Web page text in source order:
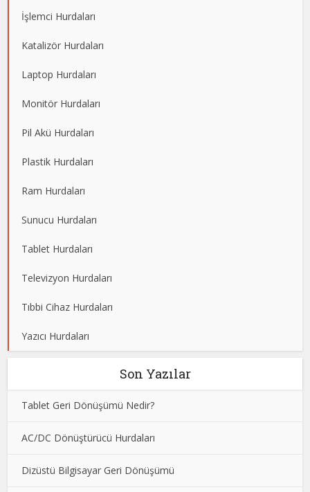
İşlemci Hurdaları
Katalizör Hurdaları
Laptop Hurdaları
Monitör Hurdaları
Pil Akü Hurdaları
Plastik Hurdaları
Ram Hurdaları
Sunucu Hurdaları
Tablet Hurdaları
Televizyon Hurdaları
Tıbbi Cihaz Hurdaları
Yazıcı Hurdaları
Son Yazılar
Tablet Geri Dönüşümü Nedir?
AC/DC Dönüştürücü Hurdaları
Dizüstü Bilgisayar Geri Dönüşümü